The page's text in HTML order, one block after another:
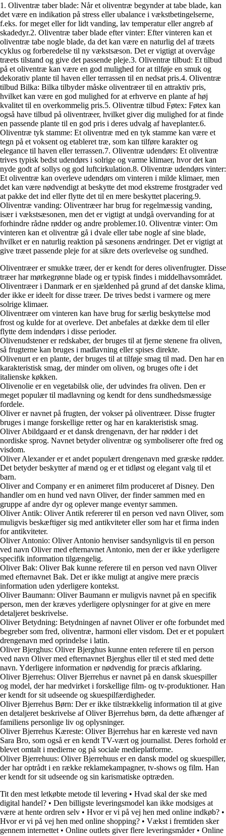
1. Oliventræ taber blade: Når et oliventræ begynder at tabe blade, kan
det være en indikation på stress eller ubalance i vækstbetingelserne,
f.eks. for meget eller for lidt vanding, lav temperatur eller angreb af
skadedyr.2. Oliventræ taber blade efter vinter: Efter vinteren kan et
oliventræ tabe nogle blade, da det kan være en naturlig del af træets
cyklus og forberedelse til ny vækstsæson. Det er vigtigt at overvåge
træets tilstand og give det passende pleje.3. Oliventræ tilbud: Et tilbud
på et oliventræ kan være en god mulighed for at tilføje en smuk og
dekorativ plante til haven eller terrassen til en nedsat pris.4. Oliventræ
tilbud Bilka: Bilka tilbyder måske oliventræer til en attraktiv pris,
hvilket kan være en god mulighed for at erhverve en plante af høj
kvalitet til en overkommelig pris.5. Oliventræ tilbud Føtex: Føtex kan
også have tilbud på oliventræer, hvilket giver dig mulighed for at finde
en passende plante til en god pris i deres udvalg af haveplanter.6.
Oliventræ tyk stamme: Et oliventræ med en tyk stamme kan være et
tegn på et voksent og etableret træ, som kan tilføre karakter og
elegance til haven eller terrassen.7. Oliventræ udendørs: Et oliventræ
trives typisk bedst udendørs i solrige og varme klimaer, hvor det kan
nyde godt af sollys og god luftcirkulation.8. Oliventræ udendørs vinter:
Et oliventræ kan overleve udendørs om vinteren i milde klimaer, men
det kan være nødvendigt at beskytte det mod ekstreme frostgrader ved
at pakke det ind eller flytte det til en mere beskyttet placering.9.
Oliventræ vanding: Oliventræer har brug for regelmæssig vanding,
især i vækstsæsonen, men det er vigtigt at undgå overvanding for at
forhindre rådne rødder og andre problemer.10. Oliventræ vinter: Om
vinteren kan et oliventræ gå i dvale eller tabe nogle af sine blade,
hvilket er en naturlig reaktion på sæsonens ændringer. Det er vigtigt at
give træet passende pleje for at sikre dets overlevelse og sundhed.
Oliventræer er smukke træer, der er kendt for deres olivenfrugter. Disse
træer har mørkegrønne blade og er typisk findes i middelhavsområdet.
Oliventræer i Danmark er en sjældenhed på grund af det danske klima,
der ikke er ideelt for disse træer. De trives bedst i varmere og mere
solrige klimaer.
Oliventræer om vinteren kan have brug for særlig beskyttelse mod
frost og kulde for at overleve. Det anbefales at dække dem til eller
flytte dem indendørs i disse perioder.
Olivenudstener er redskaber, der bruges til at fjerne stenene fra oliven,
så frugterne kan bruges i madlavning eller spises direkte.
Olivenurt er en plante, der bruges til at tilføje smag til mad. Den har en
karakteristisk smag, der minder om oliven, og bruges ofte i det
italienske køkken.
Olivenolie er en vegetabilsk olie, der udvindes fra oliven. Den er
meget populær til madlavning og kendt for dens sundhedsmæssige
fordele.
Oliver er navnet på frugten, der vokser på oliventræer. Disse frugter
bruges i mange forskellige retter og har en karakteristisk smag.
Oliver Abildgaard er et dansk drengenavn, der har rødder i det
nordiske sprog. Navnet betyder oliventræ og symboliserer ofte fred og
visdom.
Oliver Alexander er et andet populært drengenavn med græske rødder.
Det betyder beskytter af mænd og er et tidløst og elegant valg til et
barn.
Oliver and Company er en animeret film produceret af Disney. Den
handler om en hund ved navn Oliver, der finder sammen med en
gruppe af andre dyr og oplever mange eventyr sammen.
Oliver Antik: Oliver Antik refererer til en person ved navn Oliver, som
muligvis beskæftiger sig med antikviteter eller som har et firma inden
for antikviteter.
Oliver Antonio: Oliver Antonio henviser sandsynligvis til en person
ved navn Oliver med efternavnet Antonio, men der er ikke yderligere
specifik information tilgængelig.
Oliver Bak: Oliver Bak kunne referere til en person ved navn Oliver
med efternavnet Bak. Det er ikke muligt at angive mere præcis
information uden yderligere kontekst.
Oliver Baumann: Oliver Baumann er muligvis navnet på en specifik
person, men der kræves yderligere oplysninger for at give en mere
detaljeret beskrivelse.
Oliver Betydning: Betydningen af navnet Oliver er ofte forbundet med
begreber som fred, oliventræ, harmoni eller visdom. Det er et populært
drengenavn med oprindelse i latin.
Oliver Bjerghus: Oliver Bjerghus kunne enten referere til en person
ved navn Oliver med efternavnet Bjerghus eller til et sted med dette
navn. Yderligere information er nødvendig for præcis afklaring.
Oliver Bjerrehus: Oliver Bjerrehus er navnet på en dansk skuespiller
og model, der har medvirket i forskellige film- og tv-produktioner. Han
er kendt for sit udseende og skuespilfærdigheder.
Oliver Bjerrehus Børn: Der er ikke tilstrækkelig information til at give
en detaljeret beskrivelse af Oliver Bjerrehus børn, da dette afhænger af
familiens personlige liv og oplysninger.
Oliver Bjerrehus Kæreste: Oliver Bjerrehus har en kæreste ved navn
Sara Bro, som også er en kendt TV-vært og journalist. Deres forhold er
blevet omtalt i medierne og på sociale medieplatforme.
Oliver Bjerrehuus: Oliver Bjerrehuus er en dansk model og skuespiller,
der har optrådt i en række reklamekampagner, tv-shows og film. Han
er kendt for sit udseende og sin karismatiske optræden.
Tit den mest letkøbte metode til levering • Hvad skal der ske med
digital handel? • Den billigste leveringsmodel kan ikke modsiges at
være at hente ordren selv • Hvor er vi på vej hen med online indkøb? •
Hvor er vi på vej hen med online shopping? • Vækst i fremtiden sker
gennem internettet • Online outlets giver flere leveringsmåder• Online